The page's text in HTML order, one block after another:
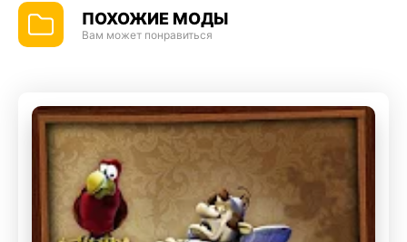
ПОХОЖИЕ МОДЫ
Вам может понравиться